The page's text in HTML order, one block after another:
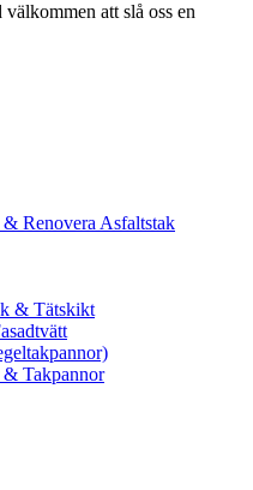
att slå oss en
Renovera Asfaltstak
& Tätskikt
Takpannor